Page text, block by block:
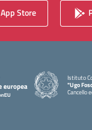
App Store
Istituto
"Ugo
Cancello